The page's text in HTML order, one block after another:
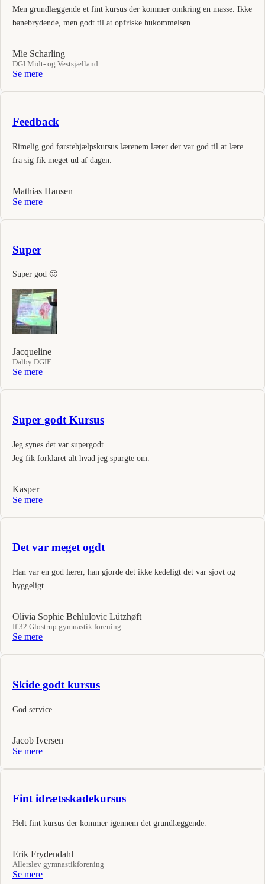
Men grundlæggende et fint kursus der kommer omkring en masse. Ikke
banebrydende, men godt til at opfriske hukommelsen.
Mie Scharling
DGI Midt- og Vestsjælland
Se mere
Feedback
Rimelig god førstehjælpskursus lærenem lærer der var god til at lære
fra sig fik meget ud af dagen.
Mathias Hansen
Se mere
Super
Super god 🙂
Jacqueline
Dalby DGIF
Se mere
Super godt Kursus
Jeg synes det var supergodt.
Jeg fik forklaret alt hvad jeg spurgte om.
Kasper
Se mere
Det var meget ogdt
Han var en god lærer, han gjorde det ikke kedeligt det var sjovt og
hyggeligt
Olivia Sophie Behlulovic Lützhøft
If 32 Glostrup gymnastik forening
Se mere
Skide godt kursus
God service
Jacob Iversen
Se mere
Fint idrætsskadekursus
Helt fint kursus der kommer igennem det grundlæggende.
Erik Frydendahl
Allerslev gymnastikforening
Se mere